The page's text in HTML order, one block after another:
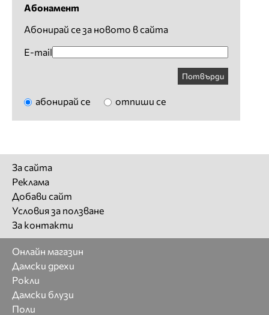
Абонамент
Абонирай се за новото в сайта
E-mail
Потвърди
абонирай се отпиши се
За сайта
Реклама
Добави сайт
Условия за ползване
За контакти
Онлайн магазин
Дамски дрехи
Рокли
Дамски блузи
Поли